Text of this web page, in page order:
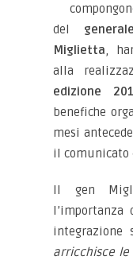
del
Miglietta,
alla
edizione
benefiche
mesi
il comunicato
Il gen
l’importanza
integrazione
arricchisce le